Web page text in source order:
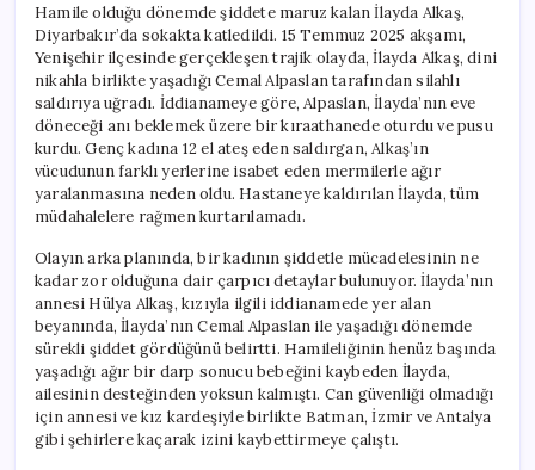
ve
İhmalin
Trajedisi
için
Hamile olduğu dönemde şiddete maruz kalan İlayda Alkaş,
Diyarbakır’da sokakta katledildi. 15 Temmuz 2025 akşamı,
Yenişehir ilçesinde gerçekleşen trajik olayda, İlayda Alkaş, dini
nikahla birlikte yaşadığı Cemal Alpaslan tarafından silahlı
saldırıya uğradı. İddianameye göre, Alpaslan, İlayda’nın eve
döneceği anı beklemek üzere bir kıraathanede oturdu ve pusu
kurdu. Genç kadına 12 el ateş eden saldırgan, Alkaş’ın
vücudunun farklı yerlerine isabet eden mermilerle ağır
yaralanmasına neden oldu. Hastaneye kaldırılan İlayda, tüm
müdahalelere rağmen kurtarılamadı.
Olayın arka planında, bir kadının şiddetle mücadelesinin ne
kadar zor olduğuna dair çarpıcı detaylar bulunuyor. İlayda’nın
annesi Hülya Alkaş, kızıyla ilgili iddianamede yer alan
beyanında, İlayda’nın Cemal Alpaslan ile yaşadığı dönemde
sürekli şiddet gördüğünü belirtti. Hamileliğinin henüz başında
yaşadığı ağır bir darp sonucu bebeğini kaybeden İlayda,
ailesinin desteğinden yoksun kalmıştı. Can güvenliği olmadığı
için annesi ve kız kardeşiyle birlikte Batman, İzmir ve Antalya
gibi şehirlere kaçarak izini kaybettirmeye çalıştı.